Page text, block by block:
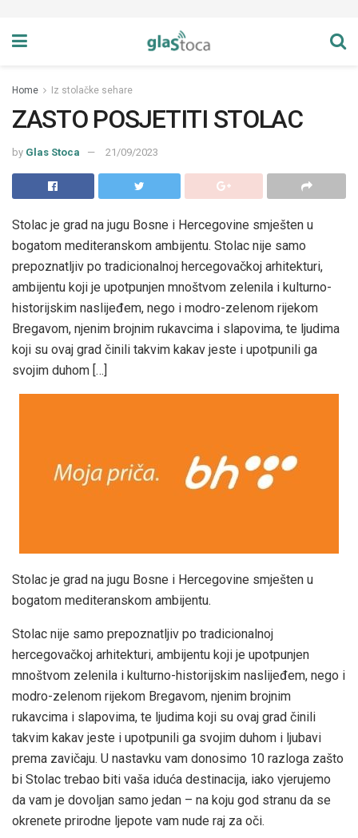
Home Iz stolačke sehare
ZASTO POSJETITI STOLAC
by Glas Stoca 21/09/2023
Stolac je grad na jugu Bosne i Hercegovine smješten u
bogatom mediteranskom ambijentu. Stolac nije samo
prepoznatljiv po tradicionalnoj hercegovačkoj arhitekturi,
ambijentu koji je upotpunjen mnoštvom zelenila i kulturno-
historijskim naslijeđem, nego i modro-zelenom rijekom
Bregavom, njenim brojnim rukavcima i slapovima, te ljudima
koji su ovaj grad činili takvim kakav jeste i upotpunili ga
svojim duhom […]
Stolac je grad na jugu Bosne i Hercegovine smješten u
bogatom mediteranskom ambijentu.
Stolac nije samo prepoznatljiv po tradicionalnoj
hercegovačkoj arhitekturi, ambijentu koji je upotpunjen
mnoštvom zelenila i kulturno-historijskim naslijeđem, nego i
modro-zelenom rijekom Bregavom, njenim brojnim
rukavcima i slapovima, te ljudima koji su ovaj grad činili
takvim kakav jeste i upotpunili ga svojim duhom i ljubavi
prema zavičaju. U nastavku vam donosimo 10 razloga zašto
bi Stolac trebao biti vaša iduća destinacija, iako vjerujemo
da vam je dovoljan samo jedan – na koju god stranu da se
okrenete prirodne ljepote vam nude raj za oči.